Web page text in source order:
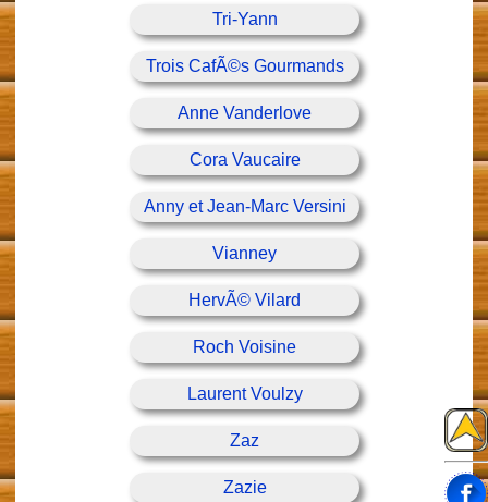
Tri-Yann
Trois CafÃ©s Gourmands
Anne Vanderlove
Cora Vaucaire
Anny et Jean-Marc Versini
Vianney
HervÃ© Vilard
Roch Voisine
Laurent Voulzy
Zaz
Zazie